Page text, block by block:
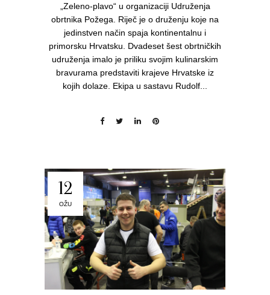
„Zeleno-plavo“ u organizaciji Udruženja
obrtnika Požega. Riječ je o druženju koje na
jedinstven način spaja kontinentalnu i
primorsku Hrvatsku. Dvadeset šest obrtničkih
udruženja imalo je priliku svojim kulinarskim
bravurama predstaviti krajeve Hrvatske iz
kojih dolaze. Ekipa u sastavu Rudolf...
12
OŽU